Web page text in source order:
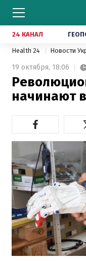
24 КАНАЛ
Health 24 Новости
19 октября, 18:06
начинают